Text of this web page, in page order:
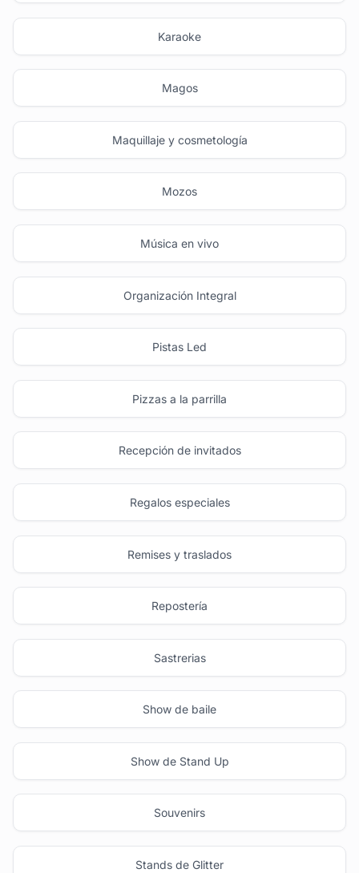
Karaoke
Magos
Maquillaje y cosmetología
Mozos
Música en vivo
Organización Integral
Pistas Led
Pizzas a la parrilla
Recepción de invitados
Regalos especiales
Remises y traslados
Repostería
Sastrerias
Show de baile
Show de Stand Up
Souvenirs
Stands de Glitter